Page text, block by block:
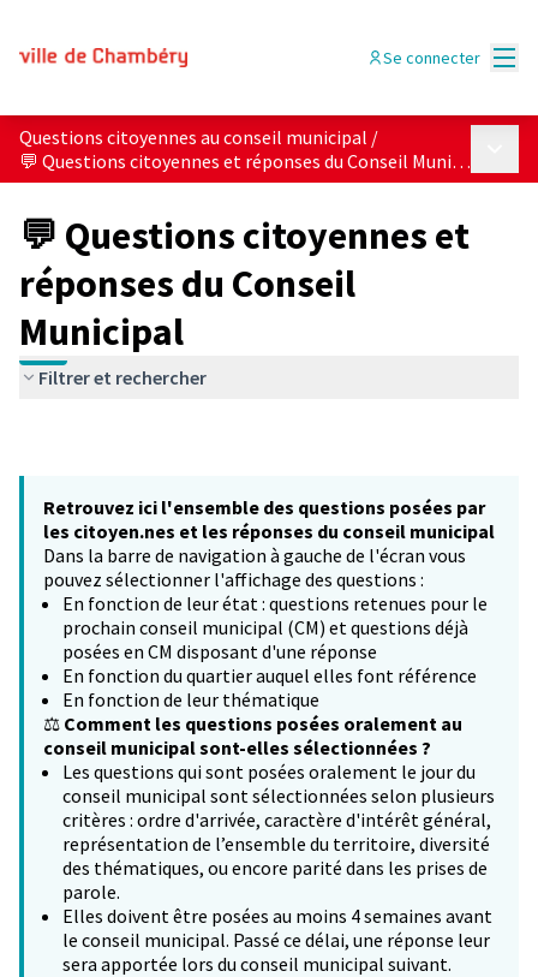
Se connecter
Questions citoyennes au conseil municipal /
💬 Questions citoyennes et réponses du Conseil Municipal
💬 Questions citoyennes et
réponses du Conseil
Municipal
Filtrer et rechercher
Retrouvez ici l'ensemble des questions posées par
les citoyen.nes et les réponses du conseil municipal
Dans la barre de navigation à gauche de l'écran vous
pouvez sélectionner l'affichage des questions :
En fonction de leur état : questions retenues pour le
prochain conseil municipal (CM) et questions déjà
posées en CM disposant d'une réponse
En fonction du quartier auquel elles font référence
En fonction de leur thématique
⚖️ Comment les questions posées oralement au
conseil municipal sont-elles sélectionnées ?
Les questions qui sont posées oralement le jour du
conseil municipal sont sélectionnées selon plusieurs
critères : ordre d'arrivée, caractère d'intérêt général,
représentation de l’ensemble du territoire, diversité
des thématiques, ou encore parité dans les prises de
parole.
Elles doivent être posées au moins 4 semaines avant
le conseil municipal. Passé ce délai, une réponse leur
sera apportée lors du conseil municipal suivant.